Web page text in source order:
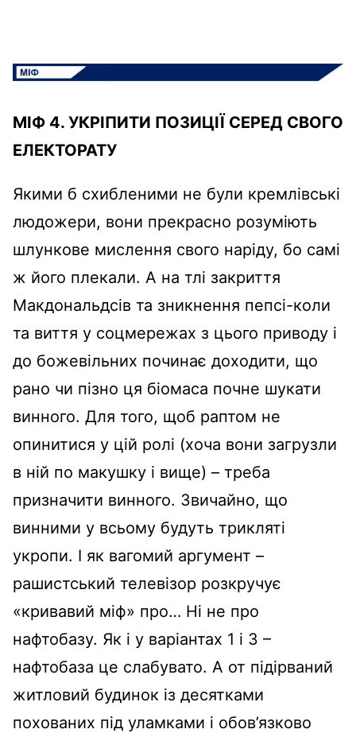
МІФ 4. УКРІПИТИ ПОЗИЦІЇ СЕРЕД СВОГО
ЕЛЕКТОРАТУ
Якими б схибленими не були кремлівські
людожери, вони прекрасно розуміють
шлункове мислення свого наріду, бо самі
ж його плекали. А на тлі закриття
Макдональдсів та зникнення пепсі-коли
та виття у соцмережах з цього приводу і
до божевільних починає доходити, що
рано чи пізно ця біомаса почне шукати
винного. Для того, щоб раптом не
опинитися у цій ролі (хоча вони загрузли
в ній по макушку і вище) – треба
призначити винного. Звичайно, що
винними у всьому будуть трикляті
укропи. І як вагомий аргумент –
рашистський телевізор розкручує
«кривавий міф» про… Ні не про
нафтобазу. Як і у варіантах 1 і 3 –
нафтобаза це слабувато. А от підірваний
житловий будинок із десятками
похованих під уламками і обов’язково